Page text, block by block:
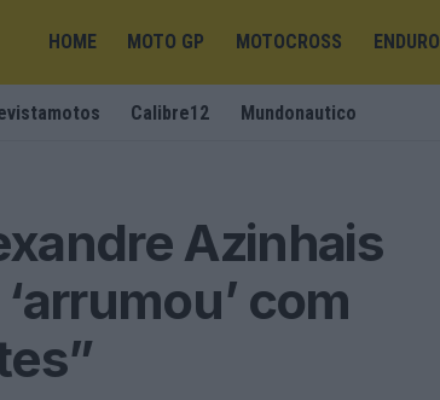
HOME MOTO GP MOTOCROSS ENDURO
Calibre12 Mundonautico
Azinhais
com